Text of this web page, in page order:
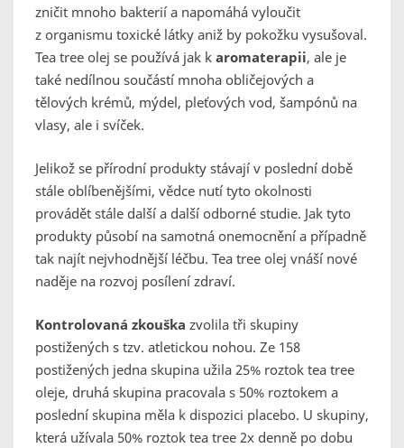
zničit mnoho bakterií a napomáhá vyloučit
z organismu toxické látky aniž by pokožku vysušoval.
Tea tree olej se používá jak k aromaterapii, ale je
také nedílnou součástí mnoha obličejových a
tělových krémů, mýdel, pleťových vod, šampónů na
vlasy, ale i svíček.
Jelikož se přírodní produkty stávají v poslední době
stále oblíbenějšími, vědce nutí tyto okolnosti
provádět stále další a další odborné studie. Jak tyto
produkty působí na samotná onemocnění a případně
tak najít nejvhodnější léčbu. Tea tree olej vnáší nové
naděje na rozvoj posílení zdraví.
Kontrolovaná zkouška zvolila tři skupiny
postižených s tzv. atletickou nohou. Ze 158
postižených jedna skupina užila 25% roztok tea tree
oleje, druhá skupina pracovala s 50% roztokem a
poslední skupina měla k dispozici placebo. U skupiny,
která užívala 50% roztok tea tree 2x denně po dobu